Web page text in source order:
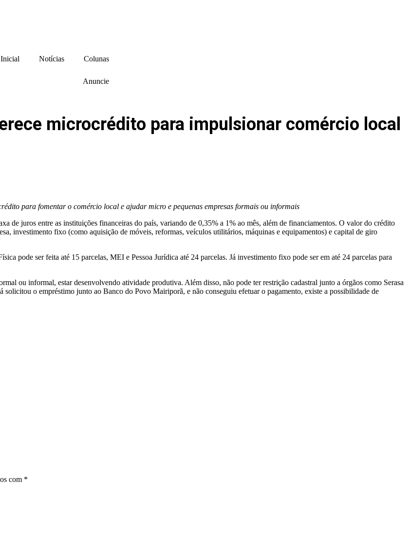
Notícias Colunas
Anuncie
microcrédito para impulsionar comércio local
para fomentar o comércio local e ajudar micro e pequenas empresas formais ou informais
de juros entre as instituições financeiras do país, variando de 0,35% a 1% ao mês, além de financiamentos. O valor do crédito
investimento fixo (como aquisição de móveis, reformas, veículos utilitários, máquinas e equipamentos) e capital de giro
pode ser feita até 15 parcelas, MEI e Pessoa Jurídica até 24 parcelas. Já investimento fixo pode ser em até 24 parcelas para
ou informal, estar desenvolvendo atividade produtiva. Além disso, não pode ter restrição cadastral junto a órgãos como Serasa
o empréstimo junto ao Banco do Povo Mairiporã, e não conseguiu efetuar o pagamento, existe a possibilidade de
com *